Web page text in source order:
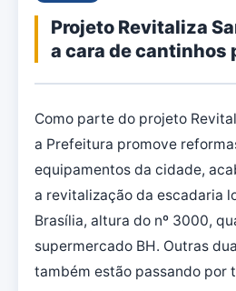
Projeto Revitaliza
a cara de cantinhos
Como parte do projeto
a Prefeitura promove
equipamentos da cidade,
a revitalização da escadaria
Brasília, altura do nº 3000,
supermercado BH. Outras
também estão passando por